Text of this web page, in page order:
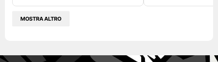
MOSTRA ALTRO